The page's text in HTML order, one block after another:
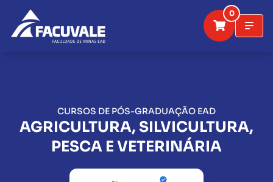
0
CURSOS DE PÓS-GRADUAÇÃO EAD
AGRICULTURA, SILVICULTURA,
PESCA E VETERINÁRIA